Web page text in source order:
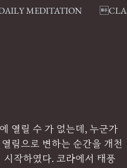
MEDITATION
열릴 수 가 없는데, 누군가
림으로 변하는 순간을 개천
작하였다. 코라에서 태풍